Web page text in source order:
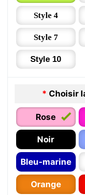
Style 4
Style 7
Style 10
* Choisir
Rose
Noir
Bleu-marine
Orange